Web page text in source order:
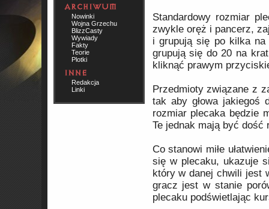
Nowinki
Wojna Grzechu
BlizzCasty
Wywiady
Fakty
Teorie
Plotki
Redakcja
Linki
Standardowy rozmiar
zwykle oręż i pancerz,
i grupują się po kilka
grupują się do 20 na
kliknąć prawym
Przedmioty związane z
tak aby głowa jakiegoś
rozmiar plecaka będzie
Te jednak mają być dość
Co stanowi miłe
się w plecaku, ukazuje
który w danej chwili jest
gracz jest w stanie
plecaku podświetlając